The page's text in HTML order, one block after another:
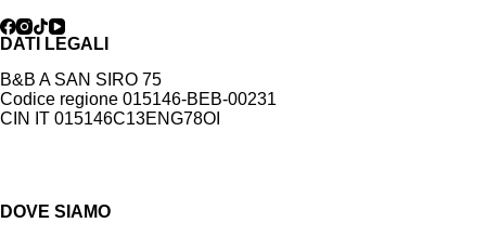
DATI LEGALI
B&B A SAN SIRO 75
Codice regione 015146-BEB-00231
CIN IT 015146C13ENG78OI
DOVE SIAMO